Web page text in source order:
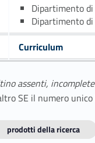
Dipartimento
Dipartimento
Curriculum
assenti,
SE il numero
prodotti della ricerca